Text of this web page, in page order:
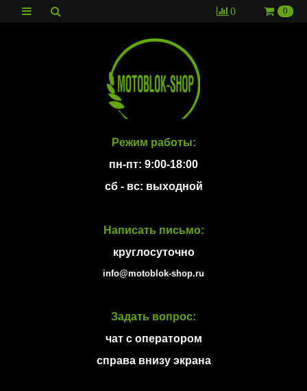
0 0
Режим работы:
пн-пт: 9:00-18:00
сб - вс: выходной
Написать письмо:
круглосуточно
info@motoblok-shop.ru
Задать вопрос:
чат с оператором
справа внизу экрана